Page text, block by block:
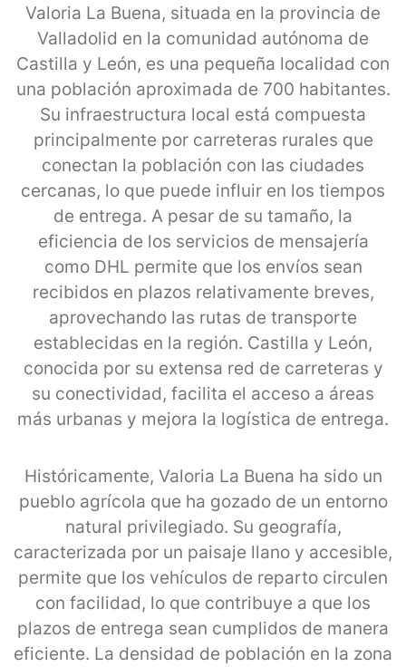
Valoria La Buena, situada en la provincia de
Valladolid en la comunidad autónoma de
Castilla y León, es una pequeña localidad con
una población aproximada de 700 habitantes.
Su infraestructura local está compuesta
principalmente por carreteras rurales que
conectan la población con las ciudades
cercanas, lo que puede influir en los tiempos
de entrega. A pesar de su tamaño, la
eficiencia de los servicios de mensajería
como DHL permite que los envíos sean
recibidos en plazos relativamente breves,
aprovechando las rutas de transporte
establecidas en la región. Castilla y León,
conocida por su extensa red de carreteras y
su conectividad, facilita el acceso a áreas
más urbanas y mejora la logística de entrega.
Históricamente, Valoria La Buena ha sido un
pueblo agrícola que ha gozado de un entorno
natural privilegiado. Su geografía,
caracterizada por un paisaje llano y accesible,
permite que los vehículos de reparto circulen
con facilidad, lo que contribuye a que los
plazos de entrega sean cumplidos de manera
eficiente. La densidad de población en la zona